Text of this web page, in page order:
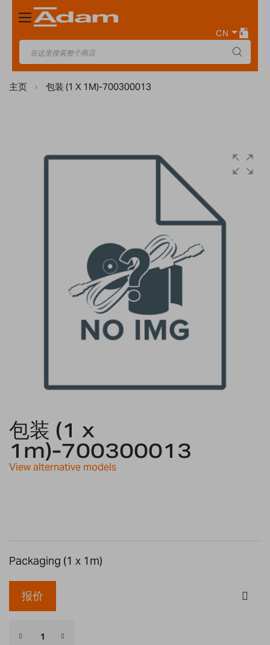
Toggle
Nav
CN
主页 包装 (1 X 1M)-700300013
the
beginning
of
the
包装 (1 x
1m)-700300013
View alternative models
Packaging (1 x 1m)
报价